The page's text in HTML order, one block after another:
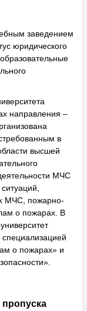
заведением
юридического
направления –
в
высшей
МЧС
МЧС, пожарно-
о пожарах. В
специализацией
о пожарах» и